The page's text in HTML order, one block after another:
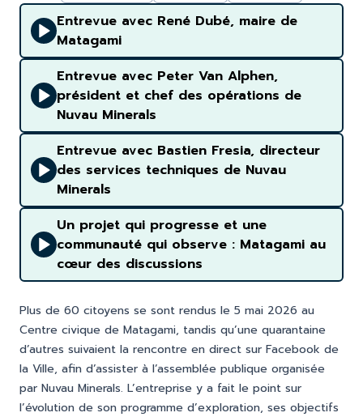
Entrevue avec René Dubé, maire de
Matagami
Entrevue avec Peter Van Alphen,
président et chef des opérations de
Nuvau Minerals
Entrevue avec Bastien Fresia, directeur
des services techniques de Nuvau
Minerals
Un projet qui progresse et une
communauté qui observe : Matagami au
cœur des discussions
Plus de 60 citoyens se sont rendus le 5 mai 2026 au
Centre civique de Matagami, tandis qu’une quarantaine
d’autres suivaient la rencontre en direct sur Facebook de
la Ville, afin d’assister à l’assemblée publique organisée
par Nuvau Minerals. L’entreprise y a fait le point sur
l’évolution de son programme d’exploration, ses objectifs